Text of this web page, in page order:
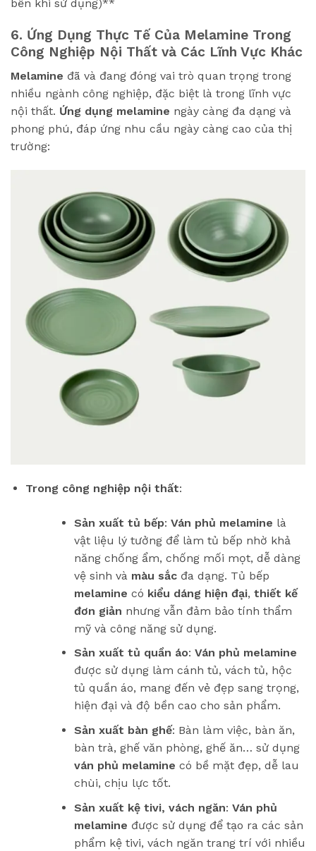
bền khi sử dụng)**
6. Ứng Dụng Thực Tế Của Melamine Trong
Công Nghiệp Nội Thất và Các Lĩnh Vực Khác
Melamine đã và đang đóng vai trò quan trọng trong
nhiều ngành công nghiệp, đặc biệt là trong lĩnh vực
nội thất. Ứng dụng melamine ngày càng đa dạng và
phong phú, đáp ứng nhu cầu ngày càng cao của thị
trường:
Trong công nghiệp nội thất:
Sản xuất tủ bếp: Ván phủ melamine là
vật liệu lý tưởng để làm tủ bếp nhờ khả
năng chống ẩm, chống mối mọt, dễ dàng
vệ sinh và màu sắcđa dạng. Tủ bếp
melamine có kiểu dáng hiện đại, thiết kế
đơn giản nhưng vẫn đảm bảo tính thẩm
mỹ và công năng sử dụng.
Sản xuất tủ quần áo: Ván phủ melamine
được sử dụng làm cánh tủ, vách tủ, hộc
tủ quần áo, mang đến vẻ đẹp sang trọng,
hiện đại và độ bền cao cho sản phẩm.
Sản xuất bàn ghế: Bàn làm việc, bàn ăn,
bàn trà, ghế văn phòng, ghế ăn… sử dụng
ván phủ melamine có bề mặt đẹp, dễ lau
chùi, chịu lực tốt.
Sản xuất kệ tivi, vách ngăn: Ván phủ
melamine được sử dụng để tạo ra các sản
phẩm kệ tivi, vách ngăn trang trí với nhiều